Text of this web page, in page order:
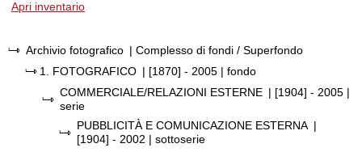
Apri inventario
Archivio fotografico | Complesso di fondi / Superfondo
1.
FOTOGRAFICO | [1870] - 2005 | fondo
COMMERCIALE/RELAZIONI ESTERNE | [1904] - 2005 |
serie
PUBBLICITÀ E COMUNICAZIONE ESTERNA |
[1904] - 2002 | sottoserie